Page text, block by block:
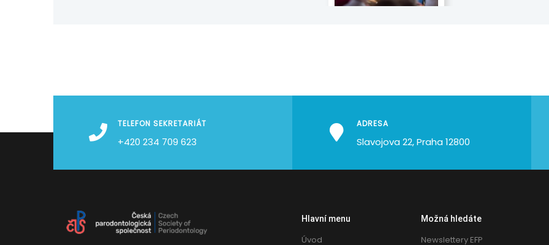
TELEFON SEKRETARIÁT
+420 234 709 623
ADRESA
Slavojova 22, Praha 12800
Hlavní menu
Úvod
Možná hledáte
Newslettery EFP